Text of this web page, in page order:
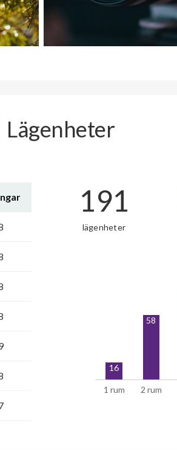
Lägenheter
191
lägenheter
1 rum 2 rum
16
58